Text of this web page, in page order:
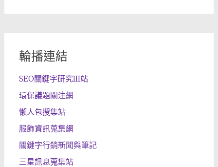
輪播連結
SEO關鍵字研究III站
環保議題關注網
懶人包搜集站
服飾資訊蒐集網
關鍵字行銷新聞與筆記
三星訊息蒐集站